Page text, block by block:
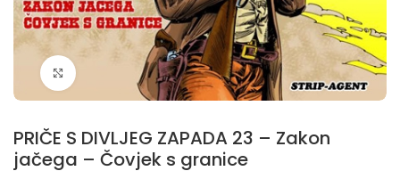
Klikni da povečaš
PRIČE S DIVLJEG ZAPADA 23 – Zakon
jačega – Čovjek s granice